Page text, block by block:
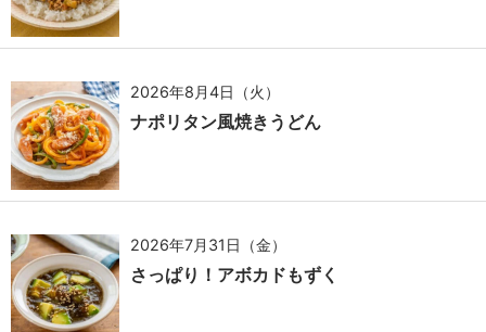
2026年8月4日（火）
ナポリタン風焼きうどん
2026年7月31日（金）
さっぱり！アボカドもずく